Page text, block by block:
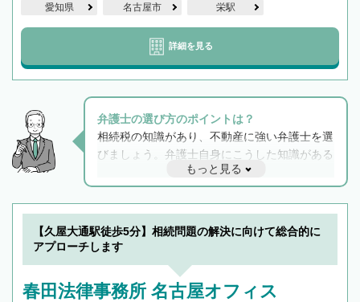
愛知県 名古屋市 栄駅
詳細を見る
弁護士の選び方のポイントは？
相続税の知識があり、不動産に強い弁護士を選
びましょう。弁護士自身にこうした知識がある
と他士業との連携もスムーズに進み、トラブル
解決のみならず相続をトータルで任せることが
できます。また、相続は感情がからむ分野なの
でフィーリングも重要です。実際に電話や面談
で複数の弁護士と会話をしてウマが合う方に依
もっと見る
【久屋大通駅徒歩5分】相続問題の解決に向けて総合的に
アプローチします
春田法律事務所 名古屋オフィス